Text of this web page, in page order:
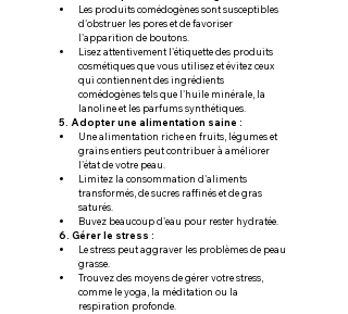
Les produits comédogènes sont susceptibles
d'obstruer les pores et de favoriser
l'apparition de boutons.
Lisez attentivement l'étiquette des produits
cosmétiques que vous utilisez et évitez ceux
qui contiennent des ingrédients
comédogènes tels que l'huile minérale, la
lanoline et les parfums synthétiques.
5. Adopter une alimentation saine :
Une alimentation riche en fruits, légumes et
grains entiers peut contribuer à améliorer
l'état de votre peau.
Limitez la consommation d'aliments
transformés, de sucres raffinés et de gras
saturés.
Buvez beaucoup d'eau pour rester hydratée.
6. Gérer le stress :
Le stress peut aggraver les problèmes de peau
grasse.
Trouvez des moyens de gérer votre stress,
comme le yoga, la méditation ou la
respiration profonde.